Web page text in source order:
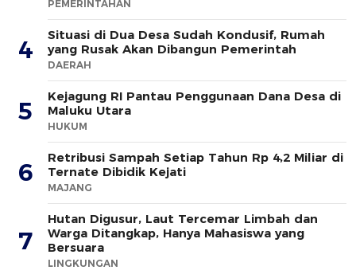
PEMERINTAHAN
4
Situasi di Dua Desa Sudah Kondusif, Rumah
yang Rusak Akan Dibangun Pemerintah
DAERAH
5
Kejagung RI Pantau Penggunaan Dana Desa di
Maluku Utara
HUKUM
6
Retribusi Sampah Setiap Tahun Rp 4,2 Miliar di
Ternate Dibidik Kejati
MAJANG
7
Hutan Digusur, Laut Tercemar Limbah dan
Warga Ditangkap, Hanya Mahasiswa yang
Bersuara
LINGKUNGAN